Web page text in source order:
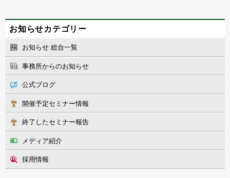
お知らせカテゴリー
お知らせ 総合一覧
事務所からのお知らせ
公式ブログ
開催予定セミナー情報
終了したセミナー報告
メディア紹介
採用情報